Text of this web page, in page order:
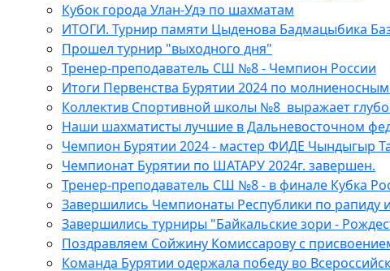
Кубок города Улан-Удэ по шахматам
ИТОГИ. Турнир памяти Цыденова Бадмацыбика
Прошел турнир "выходного дня"
Тренер-преподаватель СШ №8 - Чемпион России
Итоги Первенства Бурятии 2024 по
Коллектив Спортивной школы №8 выражает
Наши шахматисты лучшие в Дальневосточном
Чемпион Бурятии 2024 - мастер ФИДЕ Чындыгыр
Чемпионат Бурятии по ШАТАРУ 2024г. завершен.
Тренер-преподаватель СШ №8 - в финале Кубка
Завершились Чемпионаты Республики по рапиду
Завершились турниры "Байкальские зори -
Поздравляем Сойжину Комиссарову с
Команда Бурятии одержала победу во